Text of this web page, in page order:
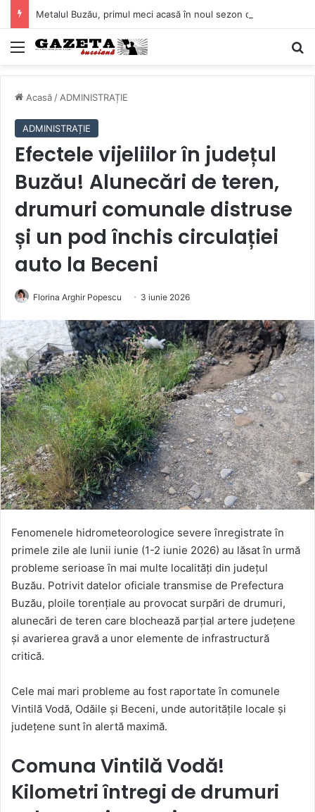
Mediu
Acasă / ADMINISTRAȚIE
ADMINISTRAȚIE
Efectele vijeliilor în județul
Buzău! Alunecări de teren,
drumuri comunale distruse
și un pod închis circulației
auto la Beceni
Florina Arghir Popescu 3 iunie 2026
Fenomenele hidrometeorologice severe înregistrate în
primele zile ale lunii iunie (1-2 iunie 2026) au lăsat în urmă
probleme serioase în mai multe localități din județul
Buzău. Potrivit datelor oficiale transmise de Prefectura
Buzău, ploile torențiale au provocat surpări de drumuri,
alunecări de teren care blochează parțial artere județene
și avarierea gravă a unor elemente de infrastructură
critică.
Cele mai mari probleme au fost raportate în comunele
Vintilă Vodă, Odăile și Beceni, unde autoritățile locale și
județene sunt în alertă maximă.
Comuna Vintilă Vodă!
Kilometri întregi de drumuri